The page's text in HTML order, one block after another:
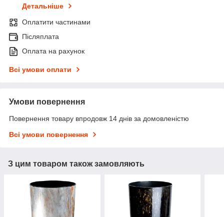
Детальніше
Оплатити частинами
Післяплата
Оплата на рахунок
Всі умови оплати
Умови повернення
Повернення товару впродовж 14 днів за домовленістю
Всі умови повернення
З цим товаром також замовляють